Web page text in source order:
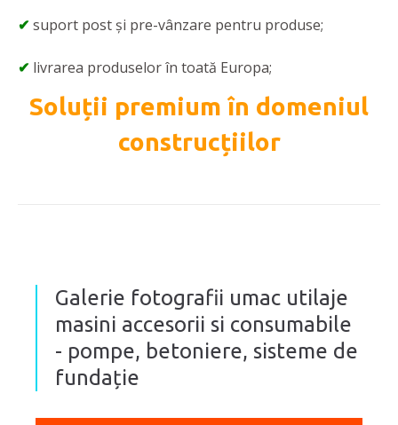
✔ suport post și pre-vânzare pentru produse;
✔ livrarea produselor în toată Europa;
Soluții premium în domeniul
construcțiilor
Galerie fotografii umac utilaje
masini accesorii si consumabile
- pompe, betoniere, sisteme de
fundație